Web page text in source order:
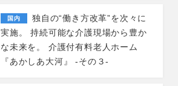
国内
独自の“働き方改革”を次々に
実施。 持続可能な介護現場から豊か
な未来を。 介護付有料老人ホーム
『あかしあ大河』 -その３-